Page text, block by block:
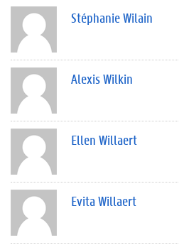
Stéphanie Wilain
Alexis Wilkin
Ellen Willaert
Evita Willaert